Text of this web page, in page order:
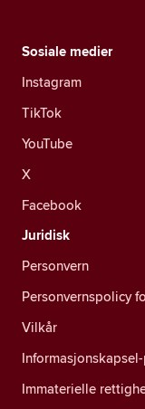
Sosiale medier
Instagram
TikTok
YouTube
X
Facebook
Juridisk
Personvern
Personvernspolicy
Vilkår
Immaterielle